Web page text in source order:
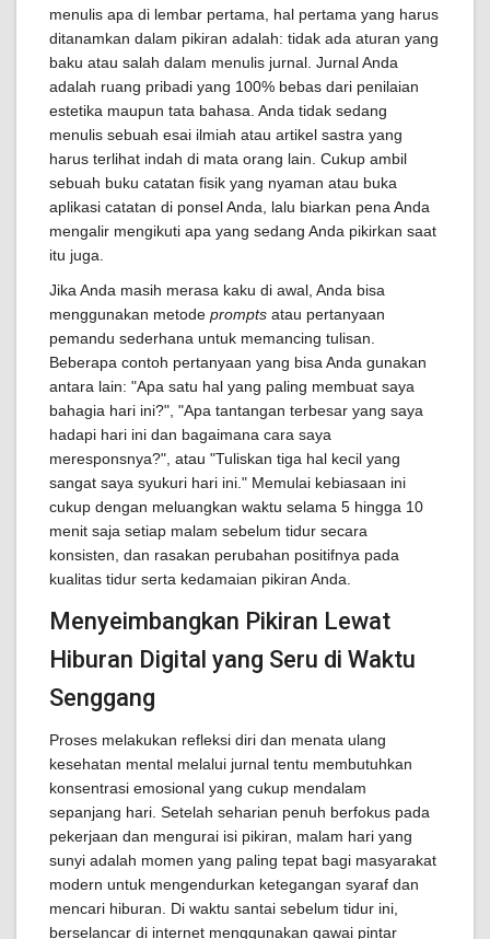
menulis apa di lembar pertama, hal pertama yang harus
ditanamkan dalam pikiran adalah: tidak ada aturan yang
baku atau salah dalam menulis jurnal. Jurnal Anda
adalah ruang pribadi yang 100% bebas dari penilaian
estetika maupun tata bahasa. Anda tidak sedang
menulis sebuah esai ilmiah atau artikel sastra yang
harus terlihat indah di mata orang lain. Cukup ambil
sebuah buku catatan fisik yang nyaman atau buka
aplikasi catatan di ponsel Anda, lalu biarkan pena Anda
mengalir mengikuti apa yang sedang Anda pikirkan saat
itu juga.
Jika Anda masih merasa kaku di awal, Anda bisa
menggunakan metode prompts atau pertanyaan
pemandu sederhana untuk memancing tulisan.
Beberapa contoh pertanyaan yang bisa Anda gunakan
antara lain: "Apa satu hal yang paling membuat saya
bahagia hari ini?", "Apa tantangan terbesar yang saya
hadapi hari ini dan bagaimana cara saya
meresponsnya?", atau "Tuliskan tiga hal kecil yang
sangat saya syukuri hari ini." Memulai kebiasaan ini
cukup dengan meluangkan waktu selama 5 hingga 10
menit saja setiap malam sebelum tidur secara
konsisten, dan rasakan perubahan positifnya pada
kualitas tidur serta kedamaian pikiran Anda.
Menyeimbangkan Pikiran Lewat
Hiburan Digital yang Seru di Waktu
Senggang
Proses melakukan refleksi diri dan menata ulang
kesehatan mental melalui jurnal tentu membutuhkan
konsentrasi emosional yang cukup mendalam
sepanjang hari. Setelah seharian penuh berfokus pada
pekerjaan dan mengurai isi pikiran, malam hari yang
sunyi adalah momen yang paling tepat bagi masyarakat
modern untuk mengendurkan ketegangan syaraf dan
mencari hiburan. Di waktu santai sebelum tidur ini,
berselancar di internet menggunakan gawai pintar